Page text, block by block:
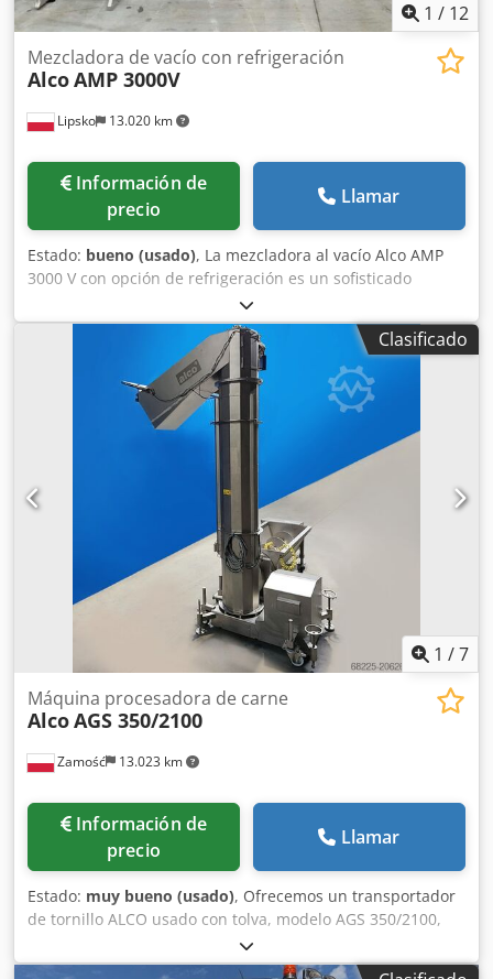
1 / 12
Lipsko 13.020 km
Mezcladora de vacío con refrigeración
AlcoAMP 3000V
Información de
precio
Llamar
Estado: bueno (usado), La mezcladora al vacío Alco AMP
3000 V con opción de refrigeración es un sofisticado
equipo diseñado para ofrecer un rendimiento de mezcla
óptimo para una amplia variedad de productos, como
mezclas de carne, productos gourmet y verduras
mezcladas. Sus características garantizan una mezcla
completa y homogénea, lo que la hace especialmente
adecuada para aplicaciones que requieren altos niveles de
higiene. Dos ejes de mezcla horizontales y paralelos con
una geometría adaptada al producto, lo que garantiza una
mezcla eficaz incluso para productos delicados. En
conjunto con plataforma de pie y carga móvil para
contenedores de carne de 200l. Tipo: Mezcladora al vacío
con refrigeración Capacidad: 3000l Eje: sin colisión
Potencia: 26kW Dimensiones totales: Mezcladora L: 3700 x
An: 1700 x Al: 2900mm Plataforma de pie: L: 2100 x An: 800
x Al: 2400mm Elevador móvil: L: 1450 x An: 1300 x Al:
3400mm Dodpfx Adsrtnx Asijck
Clasificado
1 /7
Zamość 13.023 km
Máquina procesadora de carne
AlcoAGS 350/2100
Información de
precio
Llamar
Estado: muy bueno (usado), Ofrecemos un transportador
de tornillo ALCO usado con tolva, modelo AGS 350/2100,
diseñado para la alimentación de carne, rellenos y otros
productos a las líneas de procesamiento. El conjunto es